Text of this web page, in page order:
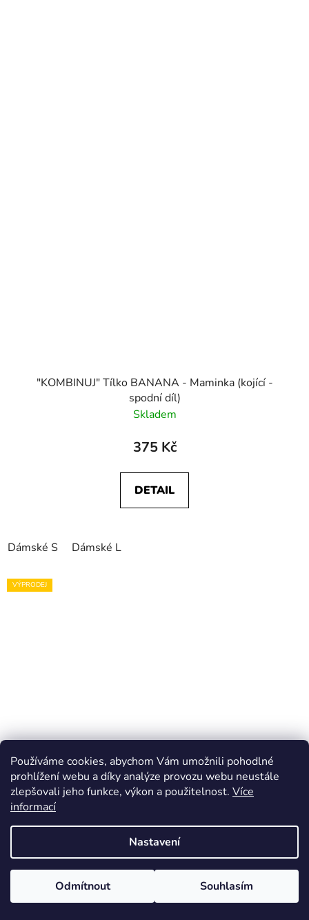
Používáme cookies, abychom Vám umožnili pohodlné
prohlížení webu a díky analýze provozu webu neustále
zlepšovali jeho funkce, výkon a použitelnost. Více
informací
Nastavení
Odmítnout Souhlasím
"KOMBINUJ" Tílko BANANA - Maminka (kojící -
spodní díl)
Skladem
375 Kč
DETAIL
Dámské S Dámské L
VÝPRODEJ